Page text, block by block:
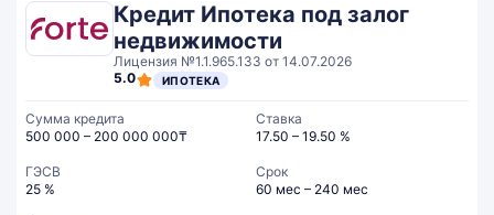
Кредит Ипотека под залог
недвижимости
Лицензия №1.1.965.133 от 14.07.2026
5.0
ИПОТЕКА
Сумма кредита
500 000 – 200 000 000₸
Ставка
17.50 – 19.50 %
ГЭСВ
25 %
Срок
60 мес – 240 мес